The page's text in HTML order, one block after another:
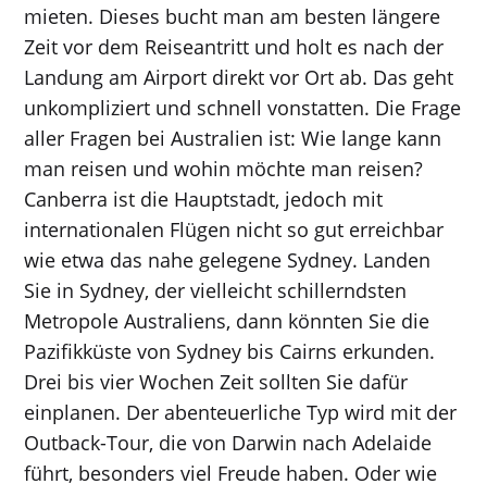
mieten. Dieses bucht man am besten längere
Zeit vor dem Reiseantritt und holt es nach der
Landung am Airport direkt vor Ort ab. Das geht
unkompliziert und schnell vonstatten. Die Frage
aller Fragen bei Australien ist: Wie lange kann
man reisen und wohin möchte man reisen?
Canberra ist die Hauptstadt, jedoch mit
internationalen Flügen nicht so gut erreichbar
wie etwa das nahe gelegene Sydney. Landen
Sie in Sydney, der vielleicht schillerndsten
Metropole Australiens, dann könnten Sie die
Pazifikküste von Sydney bis Cairns erkunden.
Drei bis vier Wochen Zeit sollten Sie dafür
einplanen. Der abenteuerliche Typ wird mit der
Outback-Tour, die von Darwin nach Adelaide
führt, besonders viel Freude haben. Oder wie